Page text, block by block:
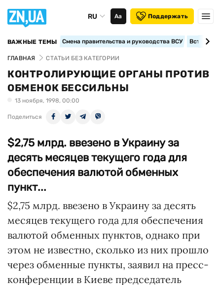
RU Аа Поддержать
ВАЖНЫЕ ТЕМЫ Смена правительства и руководства ВСУ
ГЛАВНАЯ СТАТЬИ БЕЗ КАТЕГОРИИ
КОНТРОЛИРУЮЩИЕ ОРГАНЫ ПРОТИВ
ОБМЕНОК БЕССИЛЬНЫ
13 ноября, 1998, 00:00
Поделиться
$2,75 млрд. ввезено в Украину за
десять месяцев текущего года для
обеспечения валютой обменных
пункт...
$2,75 млрд. ввезено в Украину за десять
месяцев текущего года для обеспечения
валютой обменных пунктов, однако при
этом не известно, сколько из них прошло
через обменные пункты, заявил на пресс-
конференции в Киеве председатель